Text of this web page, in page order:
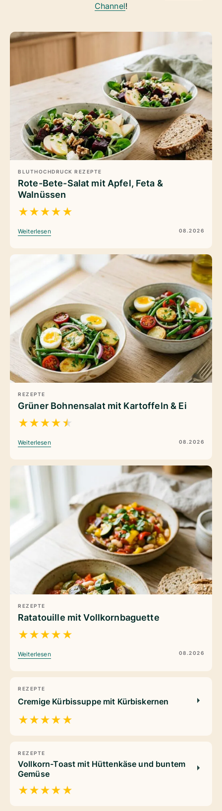
Channel!
BLUTHOCHDRUCK REZEPTE
Rote-Bete-Salat mit Apfel, Feta &
Walnüssen
★★★★★
Weiterlesen 08.2026
REZEPTE
Grüner Bohnensalat mit Kartoffeln & Ei
★★★★★
Weiterlesen 08.2026
REZEPTE
Ratatouille mit Vollkornbaguette
★★★★★
Weiterlesen 08.2026
REZEPTE
Cremige Kürbissuppe mit Kürbiskernen
★★★★★
REZEPTE
Vollkorn-Toast mit Hüttenkäse und buntem
Gemüse
★★★★★